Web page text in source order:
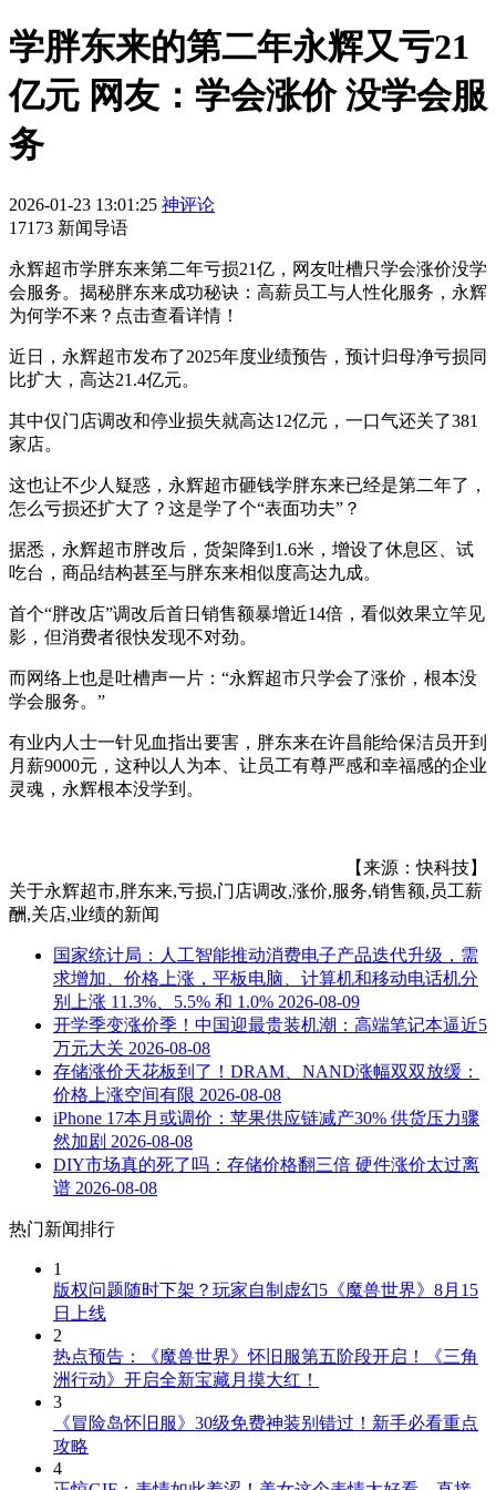
学胖东来的第二年永辉又亏21
亿元 网友：学会涨价 没学会服
务
2026-01-23 13:01:25 神评论
17173 新闻导语
永辉超市学胖东来第二年亏损21亿，网友吐槽只学会涨价没学
会服务。揭秘胖东来成功秘诀：高薪员工与人性化服务，永辉
为何学不来？点击查看详情！
近日，永辉超市发布了2025年度业绩预告，预计归母净亏损同
比扩大，高达21.4亿元。
其中仅门店调改和停业损失就高达12亿元，一口气还关了381
家店。
这也让不少人疑惑，永辉超市砸钱学胖东来已经是第二年了，
怎么亏损还扩大了？这是学了个“表面功夫”？
据悉，永辉超市胖改后，货架降到1.6米，增设了休息区、试
吃台，商品结构甚至与胖东来相似度高达九成。
首个“胖改店”调改后首日销售额暴增近14倍，看似效果立竿见
影，但消费者很快发现不对劲。
而网络上也是吐槽声一片：“永辉超市只学会了涨价，根本没
学会服务。”
有业内人士一针见血指出要害，胖东来在许昌能给保洁员开到
月薪9000元，这种以人为本、让员工有尊严感和幸福感的企业
灵魂，永辉根本没学到。
【来源：快科技】
关于永辉超市,胖东来,亏损,门店调改,涨价,服务,销售额,员工薪
酬,关店,业绩的新闻
国家统计局：人工智能推动消费电子产品迭代升级，需
求增加、价格上涨，平板电脑、计算机和移动电话机分
别上涨 11.3%、5.5% 和 1.0% 2026-08-09
开学季变涨价季！中国迎最贵装机潮：高端笔记本逼近5
万元大关 2026-08-08
存储涨价天花板到了！DRAM、NAND涨幅双双放缓：
价格上涨空间有限 2026-08-08
iPhone 17本月或调价：苹果供应链减产30% 供货压力骤
然加剧 2026-08-08
DIY市场真的死了吗：存储价格翻三倍 硬件涨价太过离
谱 2026-08-08
热门新闻排行
1
版权问题随时下架？玩家自制虚幻5《魔兽世界》8月15
日上线
2
热点预告：《魔兽世界》怀旧服第五阶段开启！《三角
洲行动》开启全新宝藏月摸大红！
3
《冒险岛怀旧服》30级免费神装别错过！新手必看重点
攻略
4